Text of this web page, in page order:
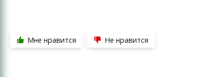
Мне нравится Не нравится